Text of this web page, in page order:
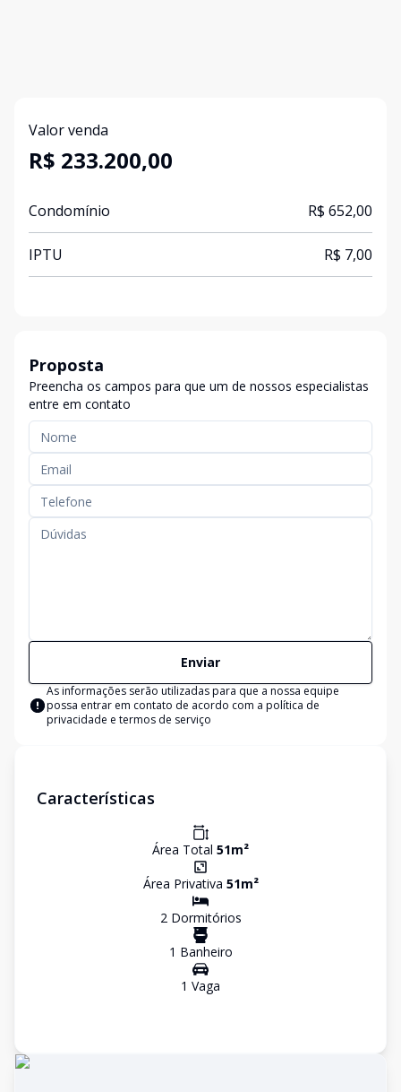
Valor venda
R$ 233.200,00
Condomínio R$ 652,00
IPTU R$ 7,00
Proposta
Preencha os campos para que um de nossos especialistas
entre em contato
Enviar
As informações serão utilizadas para que a nossa equipe
possa entrar em contato de acordo com a política de
privacidade e termos de serviço
Características
Área Total 51m²
Área Privativa 51m²
2Dormitórios
1 Banheiro
1 Vaga